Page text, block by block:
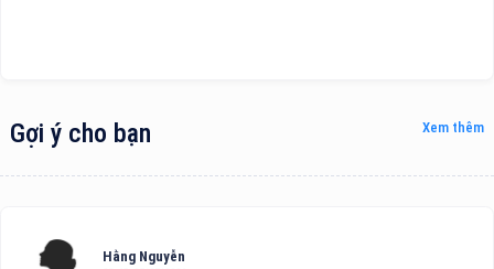
Gợi ý cho bạn Xem thêm
Hằng Nguyễn